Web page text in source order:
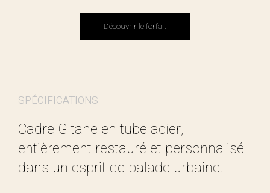
Découvrir le forfait
Découvrir le forfait
SPÉCIFICATIONS
Cadre Gitane en tube acier,
entièrement restauré et personnalisé
dans un esprit de balade urbaine.